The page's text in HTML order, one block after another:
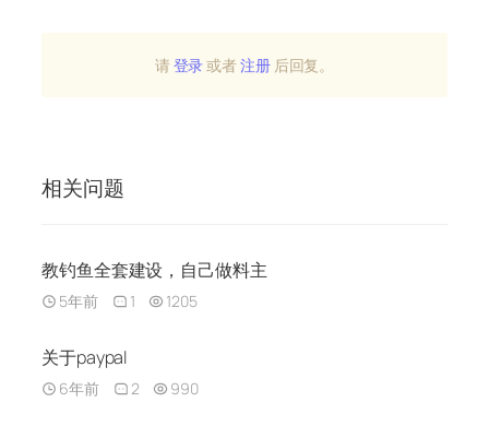
请登录或者注册后回复。
相关问题
教钓鱼全套建设，自己做料主
5年前 1 1205
关于paypal
6年前 2 990